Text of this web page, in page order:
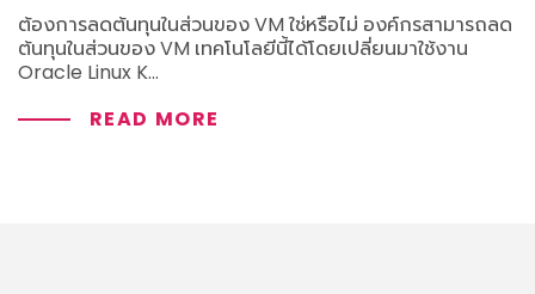
ต้องการลดต้นทุนในส่วนของ VM ใช่หรือไม่ องค์กรสามารถลด
ต้นทุนในส่วนของ VM เทคโนโลยีนี้ได้โดยเปลี่ยนมาใช้งาน
Oracle Linux K...
READ MORE